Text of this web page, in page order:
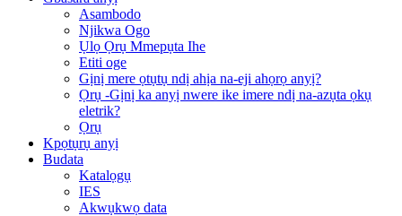
Asambodo
Njikwa Ogo
Ụlọ Ọrụ Mmepụta Ihe
Etiti oge
Gịnị mere ọtụtụ ndị ahịa na-eji ahọrọ anyị?
Ọrụ -Gịnị ka anyị nwere ike imere ndị na-azụta ọkụ
eletrik?
Ọrụ
Kpọtụrụ anyị
Budata
Katalọgụ
IES
Akwụkwọ data